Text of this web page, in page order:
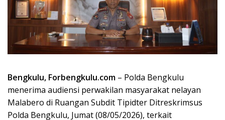
Bengkulu, Forbengkulu.com – Polda Bengkulu
menerima audiensi perwakilan masyarakat nelayan
Malabero di Ruangan Subdit Tipidter Ditreskrimsus
Polda Bengkulu, Jumat (08/05/2026), terkait